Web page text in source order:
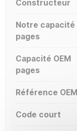
Constructeur
Notre capacité
pages
Capacité OEM
pages
Référence OEM
Code court